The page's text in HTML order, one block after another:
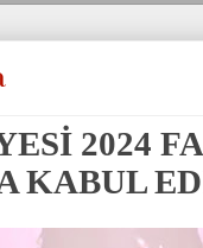
2024
KABUL